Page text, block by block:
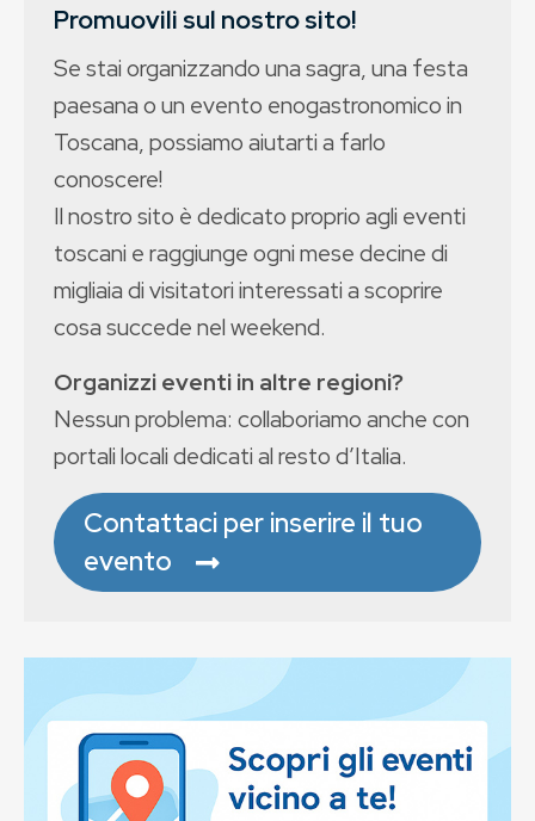
Promuovili sul nostro sito!
Se stai organizzando una sagra, una festa
paesana o un evento enogastronomico in
Toscana, possiamo aiutarti a farlo
conoscere!
Il nostro sito è dedicato proprio agli eventi
toscani e raggiunge ogni mese decine di
migliaia di visitatori interessati a scoprire
cosa succede nel weekend.
Organizzi eventi in altre regioni?
Nessun problema: collaboriamo anche con
portali locali dedicati al resto d’Italia.
Contattaci per inserire il tuo
evento